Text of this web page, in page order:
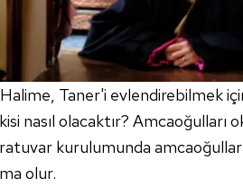
Taner'i evlendirebilmek
nasıl olacaktır? Amcaoğulları
kurulumunda
olur.